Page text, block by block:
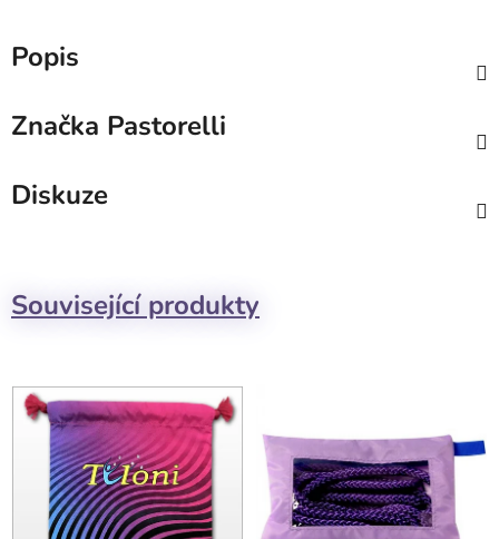
Popis
Značka Pastorelli
Diskuze
Související produkty